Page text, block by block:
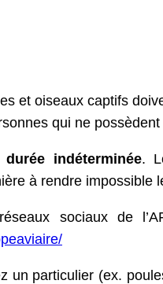
et oiseaux captifs
qui ne
durée indéterminée.
à rendre impossible
sociaux de
un particulier (ex.